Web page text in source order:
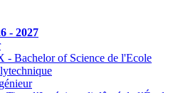
- 2027
- Bachelor of Science de l'Ecole